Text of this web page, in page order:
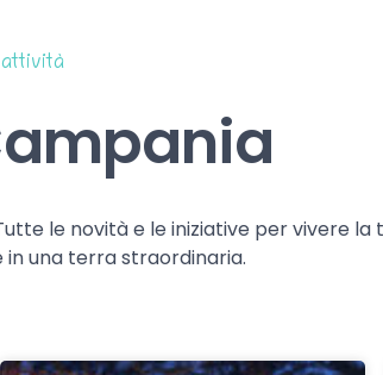
le novità e le iniziative per vivere la
in una terra straordinaria.